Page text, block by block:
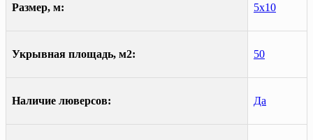
Размер, м: 5х10
Укрывная площадь, м2: 50
Наличие люверсов: Да